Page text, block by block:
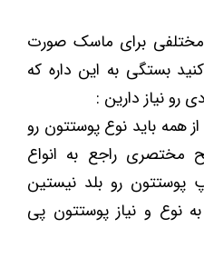
برای ماسک صورت
بستگی به این داره که
رو نیاز دارین :
همه باید نوع پوستتون رو
مختصری راجع به انواع
پوستتون رو بلد نیستین
نوع و نیاز پوستتون پی